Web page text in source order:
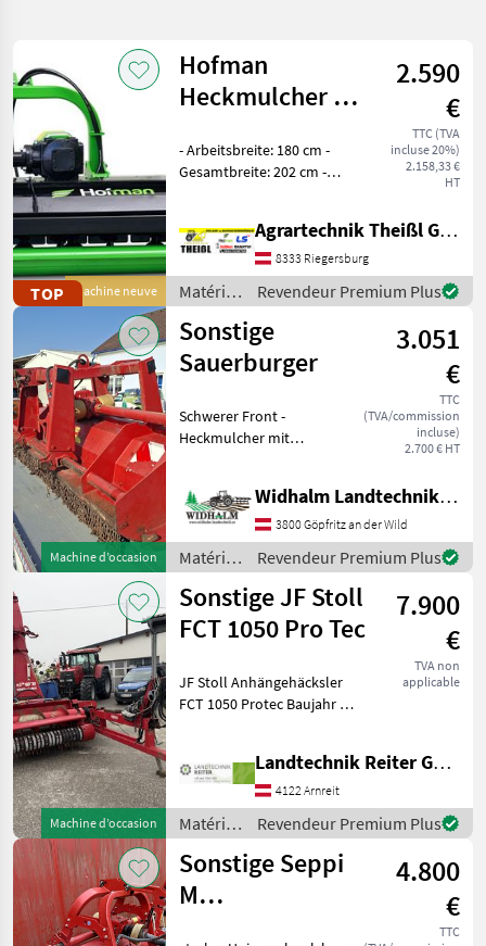
Catégorie 3 Pays Filtres
CHEMIN
ACTUEL
matériel
agricole
Materiels
De
Fenaison
Ensileuses
Fenaison
CHOISIR
UNE
CATÉGORIE
Sonstige
6
Conpexim
1
Hofman
1
MARKETPLACE
Marketplace
Offres des
distributeurs
Petites
annonces
Réinitialiser
9
résultats
TOP Machine neuve
Hofman
Heckmulcher F-
2.590
€
TTC (TVA
incluse 20%)
2.158,33 €
HT
- Arbeitsbreite: 180 cm -
Gesamtbreite: 202 cm -
Hammerschlegel: 22 -
Gewicht der
Hammerschlegel: 860 g -
Rotordurchmes
Agrartechnik Theißl GmbH
8333 Riegersburg
Matériels
de
fenaison
/
Hofman
Revendeur Premium Plus
Machine d’occasion
Sonstige
Sauerburger
3.051
€
TTC
(TVA/commission
incluse)
2.700 € HT
Schwerer Front -
Heckmulcher mit
Hämmer 50%, Gelenkwelle
reparaturbedürftig, Aber
Häcksler
Widhalm Landtechnik GmbH
3800 Göpfritz an der Wild
Matériels
de
fenaison
/
Sonstige
Revendeur Premium Plus
Machine d’occasion
Sonstige JF Stoll
FCT 1050 Pro Tec
7.900
€
TVA non
applicable
JF Stoll Anhängehäcksler
FCT 1050 Protec Baujahr ca.
Bedienung 1000er ZW
Sprüheinrichtung für
Siliermittelzusatz Pic
Landtechnik Reiter GmbH.
4122 Arnreit
Matériels
de
fenaison
/
Sonstige
Revendeur Premium Plus
Sonstige Seppi
M
4.800
€
TTC